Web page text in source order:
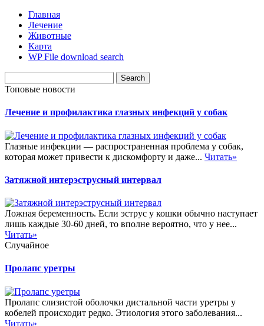
Главная
Лечение
Животные
Карта
WP File download search
Топовые новости
Лечение и профилактика глазных инфекций у собак
Глазные инфекции — распространенная проблема у собак,
которая может привести к дискомфорту и даже... Читать»
Затяжной интерэструсный интервал
Ложная беременность. Если эструс у кошки обычно наступает
лишь каждые 30-60 дней, то вполне вероятно, что у нее...
Читать»
Случайное
Пролапс уретры
Пролапс слизистой оболочки дистальной части уретры у
кобелей происходит редко. Этиология этого заболевания...
Читать»